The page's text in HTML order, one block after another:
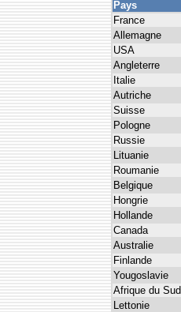
Pays
France
Allemagne
USA
Angleterre
Italie
Autriche
Suisse
Pologne
Russie
Lituanie
Roumanie
Belgique
Hongrie
Hollande
Canada
Australie
Finlande
Yougoslavie
Afrique du Sud
Lettonie